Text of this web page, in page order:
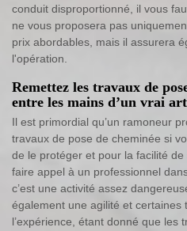
conduit disproportionné, il vous
ne vous proposera pas
prix abordables, mais il assurera
l'opération.
Remettez les travaux de
entre les mains d’un vrai
Il est primordial qu’un ramoneur
travaux de pose de cheminée si
de le protéger et pour la facilité
faire appel à un professionnel
c’est une activité assez
également une agilité et certaines
l’expérience, étant donné que les